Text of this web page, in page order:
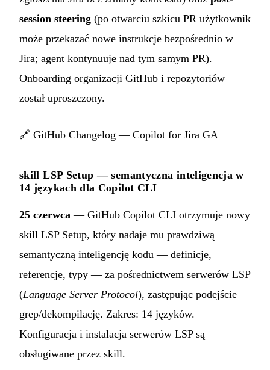
session steering (po otwarciu szkicu PR użytkownik
może przekazać nowe instrukcje bezpośrednio w
Jira; agent kontynuuje nad tym samym PR).
Onboarding organizacji GitHub i repozytoriów
został uproszczony.
🔗 GitHub Changelog — Copilot for Jira GA
skill LSP Setup — semantyczna inteligencja w
14 językach dla Copilot CLI
25 czerwca — GitHub Copilot CLI otrzymuje nowy
skill LSP Setup, który nadaje mu prawdziwą
semantyczną inteligencję kodu — definicje,
referencje, typy — za pośrednictwem serwerów LSP
(Language Server Protocol), zastępując podejście
grep/dekompilację. Zakres: 14 języków.
Konfiguracja i instalacja serwerów LSP są
obsługiwane przez skill.